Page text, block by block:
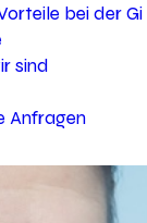
bei der
sind
Anfragen